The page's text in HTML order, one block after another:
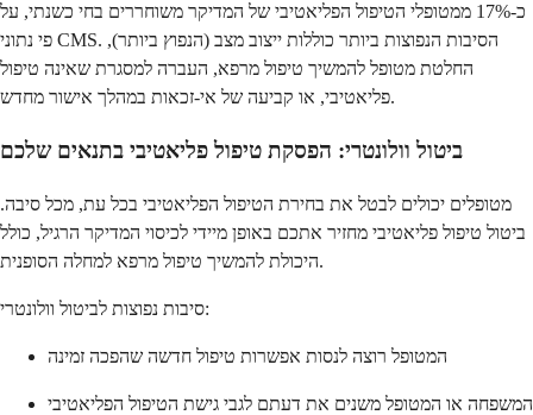
כ-17% ממטופלי הטיפול הפליאטיבי של המדיקר משוחררים בחי כשנתי, על
פי נתוני CMS. הסיבות הנפוצות ביותר כוללות ייצוב מצב (הנפוץ ביותר),
החלטת מטופל להמשיך טיפול מרפא, העברה למסגרת שאינה טיפול
פליאטיבי, או קביעה של אי-זכאות במהלך אישור מחדש.
ביטול וולונטרי: הפסקת טיפול פליאטיבי בתנאים שלכם
מטופלים יכולים לבטל את בחירת הטיפול הפליאטיבי בכל עת, מכל סיבה.
ביטול טיפול פליאטיבי מחזיר אתכם באופן מיידי לכיסוי המדיקר הרגיל, כולל
היכולת להמשיך טיפול מרפא למחלה הסופנית.
סיבות נפוצות לביטול וולונטרי:
המטופל רוצה לנסות אפשרות טיפול חדשה שהפכה זמינה
המשפחה או המטופל משנים את דעתם לגבי גישת הטיפול הפליאטיבי